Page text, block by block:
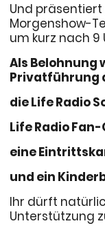
Und
Morgenshow-
um kurz nach 9
Als Belohnung
Privatführung
die Life Radio
Life Radio
eine
und ein
Ihr dürft
Unterstützung